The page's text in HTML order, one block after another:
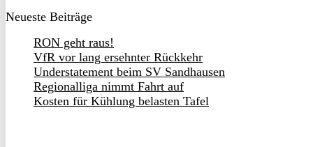
Neueste Beiträge
RON geht raus!
VfR vor lang ersehnter Rückkehr
Understatement beim SV Sandhausen
Regionalliga nimmt Fahrt auf
Kosten für Kühlung belasten Tafel